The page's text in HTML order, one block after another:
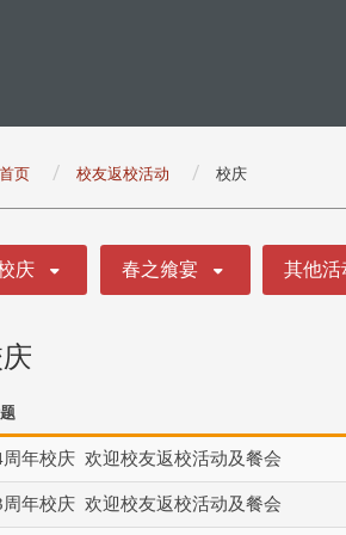
首页 校友返校活动 校庆
庆 春之飨宴 其他活
周年校庆 欢迎校友返校活动及餐会
周年校庆 欢迎校友返校活动及餐会